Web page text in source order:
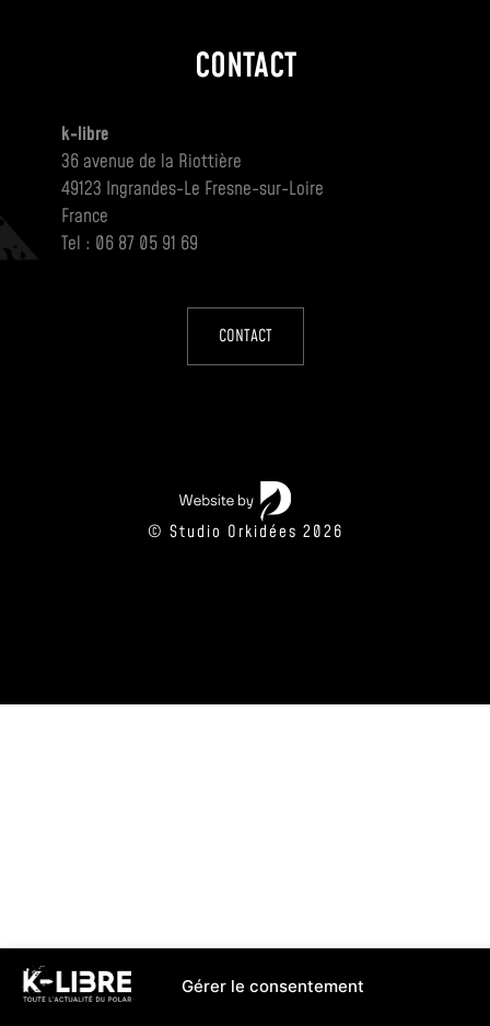
Gérer le consentement
CONTACT
k-libre
36 avenue de la Riottière
49123 Ingrandes-Le Fresne-sur-Loire
France
Tel : 06 87 05 91 69
CONTACT
© Studio Orkidées 2026